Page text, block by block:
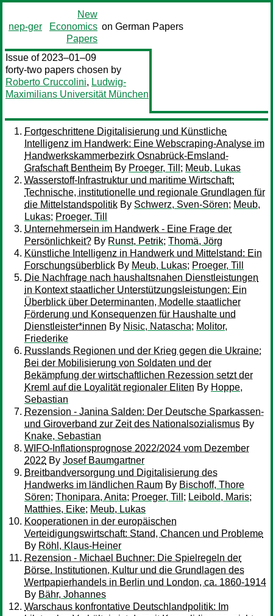
nep-ger
New
Economics
Papers
on German Papers
Issue of 2023–01–09
forty-two papers chosen by
Roberto Cruccolini, Ludwig-
Maximilians Universität München
Fortgeschrittene Digitalisierung und Künstliche
Intelligenz im Handwerk: Eine Webscraping-Analyse im
Handwerkskammerbezirk Osnabrück-Emsland-
Grafschaft Bentheim By Proeger, Till ; Meub, Lukas
Wasserstoff-Infrastruktur und maritime Wirtschaft:
Technische, institutionelle und regionale Grundlagen für
die Mittelstandspolitik By Schwerz, Sven-Sören; Meub,
Lukas; Proeger, Till
Unternehmersein im Handwerk - Eine Frage der
Persönlichkeit? By Runst, Petrik; Thomä, Jörg
Künstliche Intelligenz in Handwerk und Mittelstand: Ein
Forschungsüberblick By Meub, Lukas; Proeger, Till
Die Nachfrage nach haushaltsnahen Dienstleistungen
in Kontext staatlicher Unterstützungsleistungen: Ein
Überblick über Determinanten, Modelle staatlicher
Förderung und Konsequenzen für Haushalte und
Dienstleister*innen By Nisic, Natascha; Molitor,
Friederike
Russlands Regionen und der Krieg gegen die Ukraine:
Bei der Mobilisierung von Soldaten und der
Bekämpfung der wirtschaftlichen Rezession setzt der
Kreml auf die Loyalität regionaler Eliten By Hoppe,
Sebastian
Rezension - Janina Salden: Der Deutsche Sparkassen-
und Giroverband zur Zeit des Nationalsozialismus By
Knake, Sebastian
WIFO-Inflationsprognose 2022/2024 vom Dezember
2022 By Josef Baumgartner
Breitbandversorgung und Digitalisierung des
Handwerks im ländlichen Raum By Bischoff, Thore
Sören; Thonipara, Anita; Proeger, Till ; Leibold, Maris;
Matthies, Eike; Meub, Lukas
Kooperationen in der europäischen
Verteidigungswirtschaft: Stand, Chancen und Probleme
By Röhl, Klaus-Heiner
Rezension - Michael Buchner: Die Spielregeln der
Börse. Institutionen, Kultur und die Grundlagen des
Wertpapierhandels in Berlin und London, ca. 1860-1914
By Bähr, Johannes
Warschaus konfrontative Deutschlandpolitik: Im